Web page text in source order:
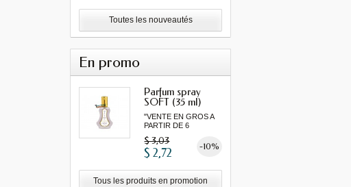
Toutes les nouveautés
En promo
Parfum spray
SOFT (35 ml)
"VENTE EN GROS A
PARTIR DE 6
$ 3,03 -10%
$ 2,72
Tous les produits en promotion